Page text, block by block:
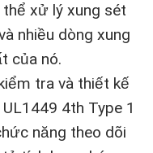
xử lý xung sét
nhiều dòng xung
của nó.
tra và thiết kế
4th Type 1
năng theo dõi